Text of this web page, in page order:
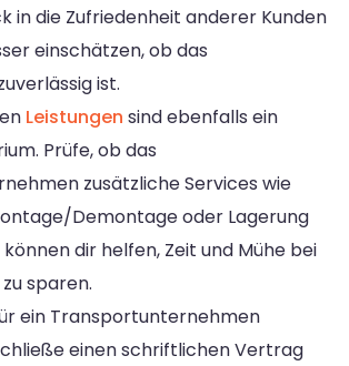
in die Zufriedenheit anderer Kunden
einschätzen, ob das
ist.
Leistungen sind ebenfalls ein
Prüfe, ob das
zusätzliche Services wie
Demontage oder Lagerung
dir helfen, Zeit und Mühe bei
sparen.
ein Transportunternehmen
einen schriftlichen Vertrag